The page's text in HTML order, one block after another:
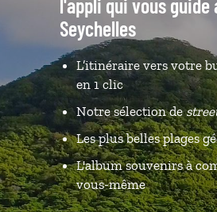
Seychelles
L’itinéraire vers votre
en 1 clic
Notre sélection de
Les plus belles plages
L'album souvenirs à
vous-même